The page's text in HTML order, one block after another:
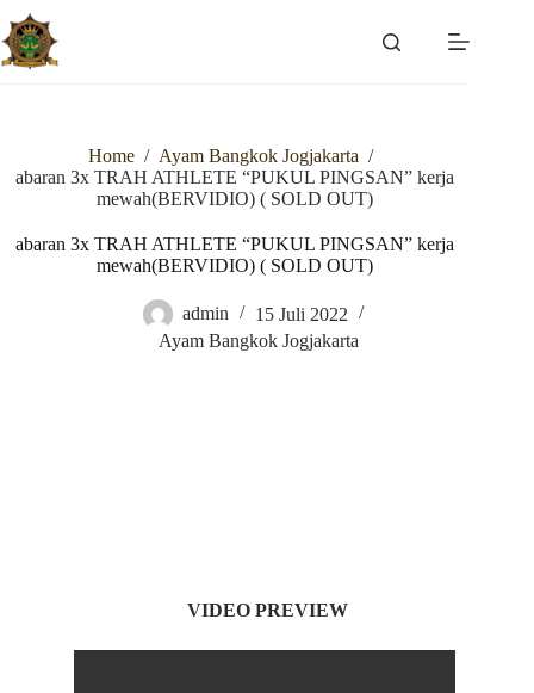
Skip
to
content
Home / Ayam Bangkok Jogjakarta /
abaran 3x TRAH ATHLETE “PUKUL PINGSAN” kerja
mewah(BERVIDIO) ( SOLD OUT)
abaran 3x TRAH ATHLETE “PUKUL PINGSAN” kerja
mewah(BERVIDIO) ( SOLD OUT)
admin
15 Juli 2022
Ayam Bangkok Jogjakarta
VIDEO PREVIEW